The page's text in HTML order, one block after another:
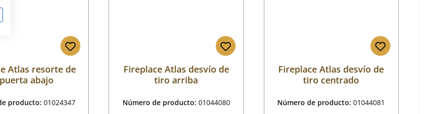
Atlas resorte de
abajo
producto: 01024347
Fireplace Atlas desvío de
tiro arriba
Número de producto: 01044080
Fireplace Atlas desvío de
tiro centrado
Número de producto:01044081